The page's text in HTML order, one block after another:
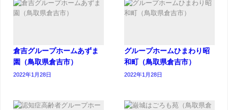
倉吉グループホームあずま
園（鳥取県倉吉市）
2022年1月28日
グループホームひまわり昭
和町（鳥取県倉吉市）
2022年1月28日